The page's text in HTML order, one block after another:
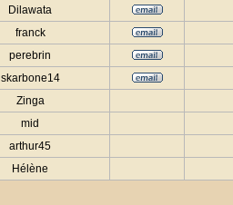
Dilawata
franck
perebrin
skarbone14
Zinga
mid
arthur45
Hélène